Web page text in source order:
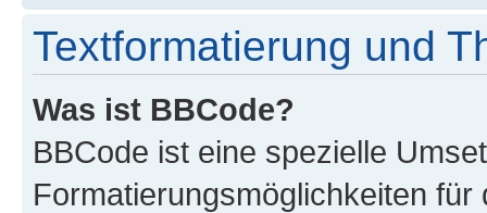
Textformatierung und
Was ist BBCode?
BBCode ist eine spezielle
Formatierungsmöglichkeiten